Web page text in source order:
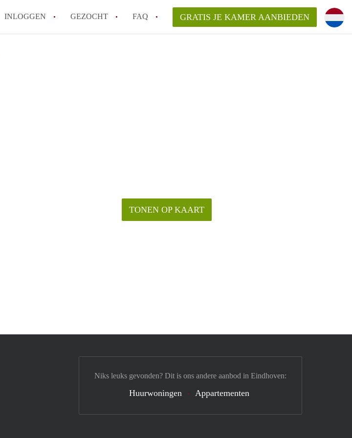
INLOGGEN GEZOCHT FAQ GRATIS JE KAMER AANBIEDEN
TONEN OP KAART
Niks leuks gevonden? Dit is ons andere aanbod in Eindhoven:
Huurwoningen Appartementen